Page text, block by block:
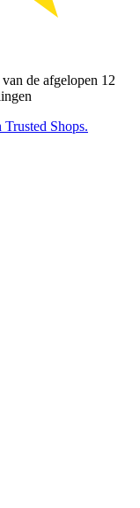
van de afgelopen 12
Shops.